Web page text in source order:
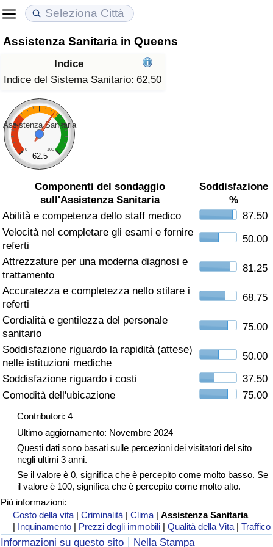
Assistenza Sanitaria in Queens
Indice
Indice del Sistema Sanitario: 62,50
Assistenza Sanitaria
0 100
62.5
Componenti del sondaggio
sull'Assistenza Sanitaria
Soddisfazione
%
Abilità e competenza dello staff medico
87.50
Velocità nel completare gli esami e fornire
referti
50.00
Attrezzature per una moderna diagnosi e
trattamento
81.25
Accuratezza e completezza nello stilare i
referti
68.75
Cordialità e gentilezza del personale
sanitario
75.00
Soddisfazione riguardo la rapidità (attese)
nelle istituzioni mediche
50.00
Soddisfazione riguardo i costi
37.50
Comodità dell'ubicazione
75.00
Contributori: 4
Ultimo aggiornamento: Novembre 2024
Questi dati sono basati sulle percezioni dei visitatori del sito
negli ultimi 3 anni.
Se il valore è 0, significa che è percepito come molto basso. Se
il valore è 100, significa che è percepito come molto alto.
Più informazioni:
Costo della vita |Criminalità |Clima |Assistenza Sanitaria
| Inquinamento | Prezzi degli immobili |Qualità della Vita |Traffico
Informazioni su questo sito Nella Stampa
Costo della vita
Indice Del Costo Della Vita (corrente)
Indice Del Costo Della Vita
Indice del Costo della Vita per Nazione
ad Aqaba
Prezzi degli immobili
Indice del Prezzo delle Case (Corrente)
Indice del Prezzo delle Case
Indice del Prezzo delle Case per Nazione
Qualità della Vita
Indice della Qualità della Vita
Indice della Qualità della Vita (Corrente)
Indice della qualità della vita per Paese
Criminalità
Indice del Tasso di Criminalità (Corrente)
Indice della Criminalità
Indice di criminalità per paese
Assistenza Sanitaria
Indice dell’Assistenza Sanitaria (Corrente)
Indice dell’Assistenza Sanitaria
Indice dell’Assistenza Sanitaria per
Inquinamento
Indice dell’Inquinamento (Corrente)
Indice di inquinamento
Indice dell’Inquinamento per Nazione